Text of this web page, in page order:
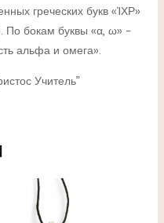
греческих букв «ἸΧΡ»
По бокам буквы «α, ω» –
альфа и омега».
Учитель”